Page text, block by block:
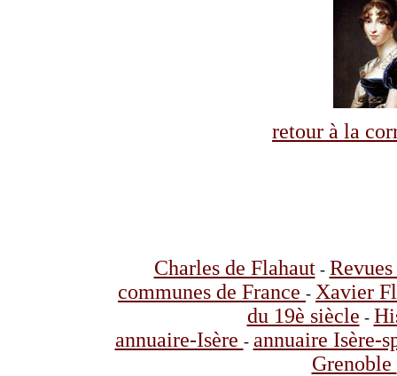
retour à la
Charles de Flahaut-
communes de France - Xavier
du 19è siècle -
annuaire-Isère - annuaire Isère-
Grenoble